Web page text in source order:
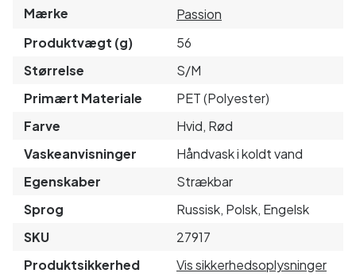
Mærke
Passion
Produktvægt (g)
56
Størrelse
S/M
Primært Materiale
PET (Polyester)
Farve
Hvid, Rød
Vaskeanvisninger
Håndvask i koldt vand
Egenskaber
Strækbar
Sprog
Russisk, Polsk, Engelsk
SKU
27917
Produktsikkerhed
Vis sikkerhedsoplysninger